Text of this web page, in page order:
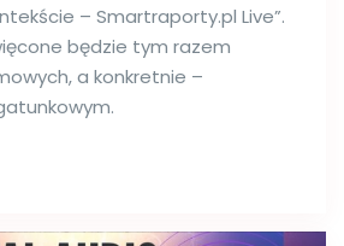
– Smartraporty.pl Live”.
będzie tym razem
a konkretnie –